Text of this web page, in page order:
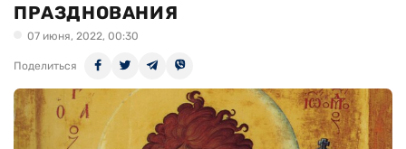
ПРАЗДНОВАНИЯ
07 июня, 2022, 00:30
Поделиться